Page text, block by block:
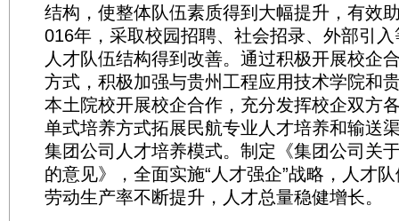
结构，使整体队伍素质得到大幅提升，有效
016年，采取校园招聘、社会招录、外部引
人才队伍结构得到改善。通过积极开展校企
方式，积极加强与贵州工程应用技术学院和
本土院校开展校企合作，充分发挥校企双方
单式培养方式拓展民航专业人才培养和输送
集团公司人才培养模式。制定《集团公司关
的意见》，全面实施“人才强企”战略，人才
劳动生产率不断提升，人才总量稳健增长。